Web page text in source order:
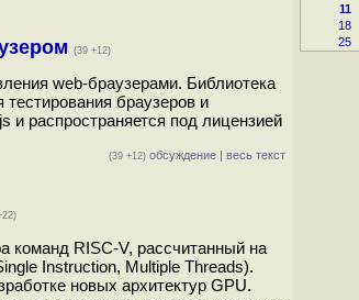
(39 +12)
web-браузерами. Библиотека
браузеров и
и распространяется под лицензией
(39 +12) обсуждение | весь текст
команд RISC-V, рассчитанный на
Instruction, Multiple Threads).
новых архитектур GPU.
11
18
25